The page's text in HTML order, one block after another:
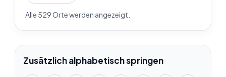
Alle 529 Orte werden angezeigt.
Zusätzlich alphabetisch springen